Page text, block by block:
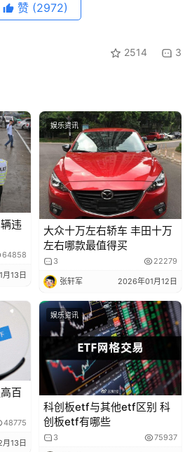
赞 (2972)
2514 3
违
64858
13日
娱乐资讯
大众十万左右轿车 丰田十万
左右哪款最值得买
3 22279
张轩军 2026年01月12日
百
48775
13日
娱乐资讯
科创板etf与其他etf区别 科
创板etf有哪些
3 75937